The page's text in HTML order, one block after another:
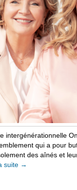
intergénérationnelle
qui a pour
des aînés et
suite →